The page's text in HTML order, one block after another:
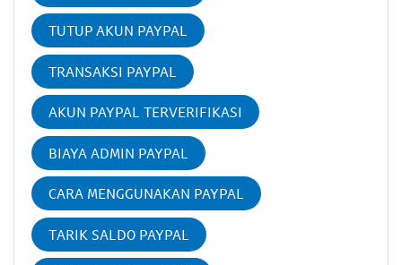
TUTUP AKUN PAYPAL
TRANSAKSI PAYPAL
AKUN PAYPAL TERVERIFIKASI
BIAYA ADMIN PAYPAL
CARA MENGGUNAKAN PAYPAL
TARIK SALDO PAYPAL